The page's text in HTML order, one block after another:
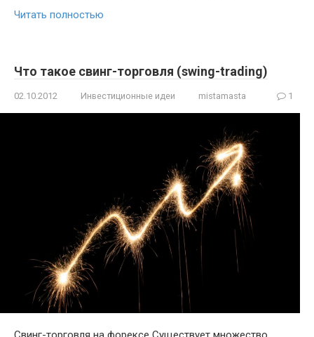
Читать полностью
Что такое свинг-торговля (swing-trading)
02.10.2012 Инвестиционные идеи mistamasta 1